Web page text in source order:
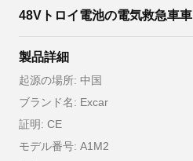
48Vトロイ電池の電気救急車車
製品詳細
起源の場所: 中国
ブランド名: Excar
証明: CE
モデル番号: A1M2